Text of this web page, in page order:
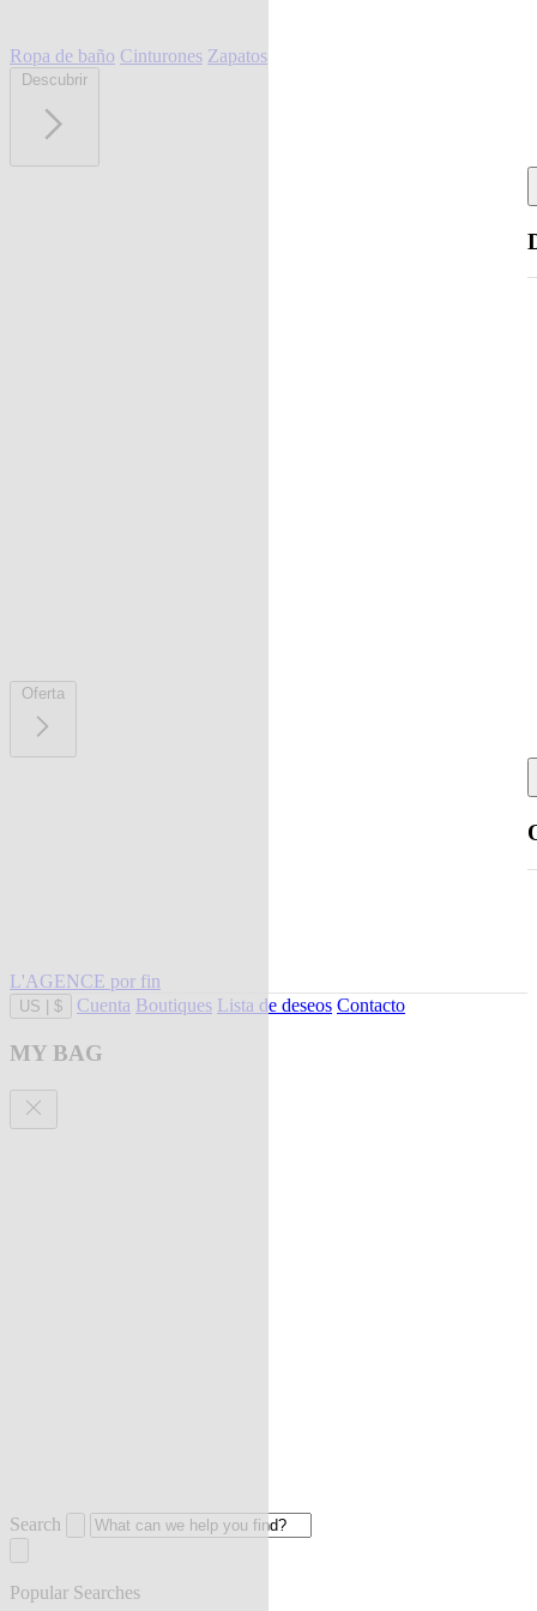
Ropa de baño Cinturones Zapatos
Descubrir
Oferta
L'AGENCE por fin
US $ Cuenta Boutiques Lista de deseos Contacto
MY BAG
Search
Popular Searches